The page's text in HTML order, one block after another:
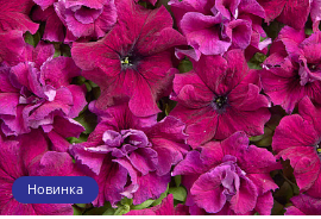
Новинка